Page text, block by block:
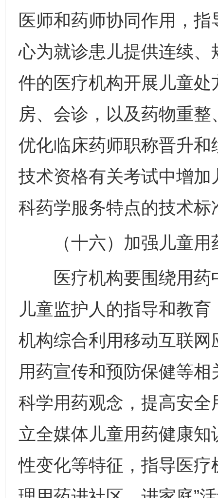
医师和药师协同作用，
心为就诊患儿提供连续
件的医疗机构开展儿童
房、会诊，以及药物重
优化临床药师职称晋升
技术资格有关考试中增
科药学服务特点的技术标
（十六）加强儿童用
医疗机构要围绕用药
儿童监护人的指导和教
机构综合利用移动互联
用药宣传和预防保健等
科学用药观念，提高安
立全媒体儿童用药健康
性变化等特征，指导医疗